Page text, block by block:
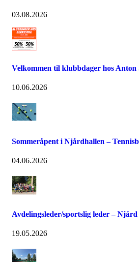
03.08.2026
Velkommen til klubbdager hos Anton
10.06.2026
Sommeråpent i Njårdhallen –
04.06.2026
Avdelingsleder/sportslig leder –
19.05.2026